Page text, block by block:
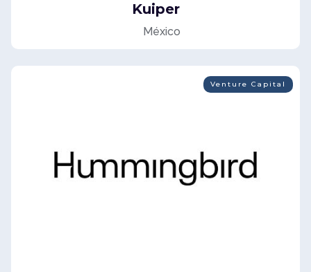
Kuiper
México
Venture Capital